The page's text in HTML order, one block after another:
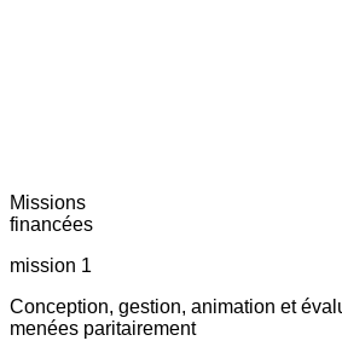
Missions
financées
mission 1
Conception, gestion, animation et
menées paritairement